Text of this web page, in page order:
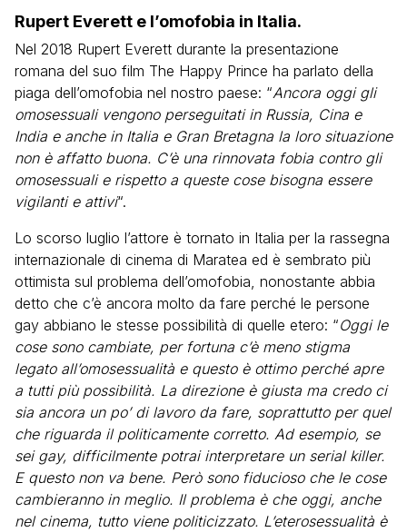
Rupert Everett e l’omofobia in Italia.
Nel 2018 Rupert Everett durante la presentazione
romana del suo film The Happy Prince ha parlato della
piaga dell’omofobia nel nostro paese: “Ancora oggi gli
omosessuali vengono perseguitati in Russia, Cina e
India e anche in Italia e Gran Bretagna la loro situazione
non è affatto buona. C’è una rinnovata fobia contro gli
omosessuali e rispetto a queste cose bisogna essere
vigilanti e attivi“.
Lo scorso luglio l’attore è tornato in Italia per la rassegna
internazionale di cinema di Maratea ed è sembrato più
ottimista sul problema dell’omofobia, nonostante abbia
detto che c’è ancora molto da fare perché le persone
gay abbiano le stesse possibilità di quelle etero: “Oggi le
cose sono cambiate, per fortuna c’è meno stigma
legato all’omosessualità e questo è ottimo perché apre
a tutti più possibilità. La direzione è giusta ma credo ci
sia ancora un po’ di lavoro da fare, soprattutto per quel
che riguarda il politicamente corretto. Ad esempio, se
sei gay, difficilmente potrai interpretare un serial killer.
E questo non va bene. Però sono fiducioso che le cose
cambieranno in meglio. Il problema è che oggi, anche
nel cinema, tutto viene politicizzato. L’eterosessualità è